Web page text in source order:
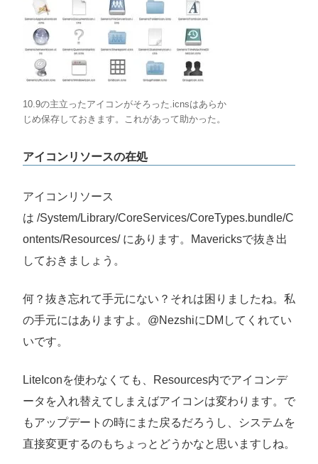
10.9の主立ったアイコンがそろった.icnsはあらか
じめ保存しておきます。これがあって助かった。
アイコンリソースの在処
アイコンリソース
は /System/Library/CoreServices/CoreTypes.bundle/C
ontents/Resources/ にあります。Mavericksで抜き出
しておきましょう。
何？抜き忘れて手元にない？それは困りましたね。私
の手元にはありますよ。@NezshiにDMしてくれてい
いです。
LiteIconを使わなくても、Resources内でアイコンデ
ータを入れ替えてしまえばアイコンは変わります。で
もアップデートの時にまた戻るだろうし、システムを
直接変更するのもちょっとどうかなと思いますしね。